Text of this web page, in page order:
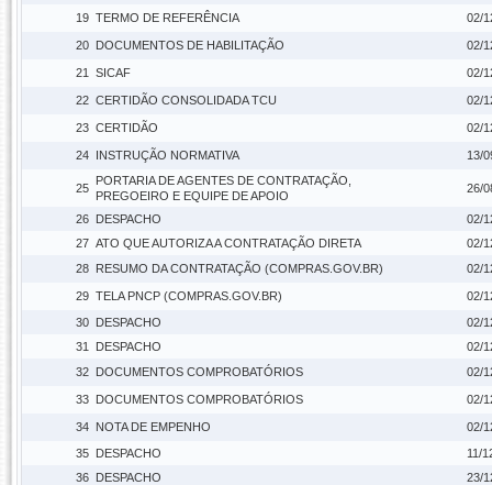
19 TERMO DE REFERÊNCIA 02/
20 DOCUMENTOS DE HABILITAÇÃO 02/
21 SICAF 02/
22 CERTIDÃO CONSOLIDADA TCU 02/
23 CERTIDÃO 02/
24 INSTRUÇÃO NORMATIVA 13/
25
PORTARIA DE AGENTES DE CONTRATAÇÃO,
PREGOEIRO E EQUIPE DE APOIO
26/
26 DESPACHO
02/
27 ATO QUE AUTORIZA A CONTRATAÇÃO DIRETA
02/
28 RESUMO DA CONTRATAÇÃO (COMPRAS.GOV.BR) 02/
29 TELA PNCP (COMPRAS.GOV.BR)
02/
30 DESPACHO
02/
31
DESPACHO
02/
32 DOCUMENTOS COMPROBATÓRIOS 02/
33 DOCUMENTOS COMPROBATÓRIOS 02/
34 NOTA DE EMPENHO
02/
35 DESPACHO
11/
36 DESPACHO
23/